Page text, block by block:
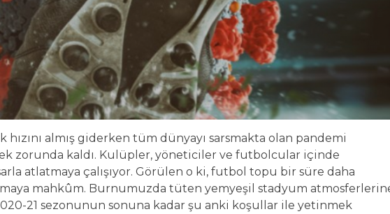
almış giderken tüm dünyayı sarsmakta olan pandemi
zorunda kaldı. Kulüpler, yöneticiler ve futbolcular içinde
atlatmaya çalışıyor. Görülen o ki, futbol topu bir süre daha
mahkûm. Burnumuzda tüten yemyeşil stadyum
21 sezonunun sonuna kadar şu anki koşullar ile yetinmek